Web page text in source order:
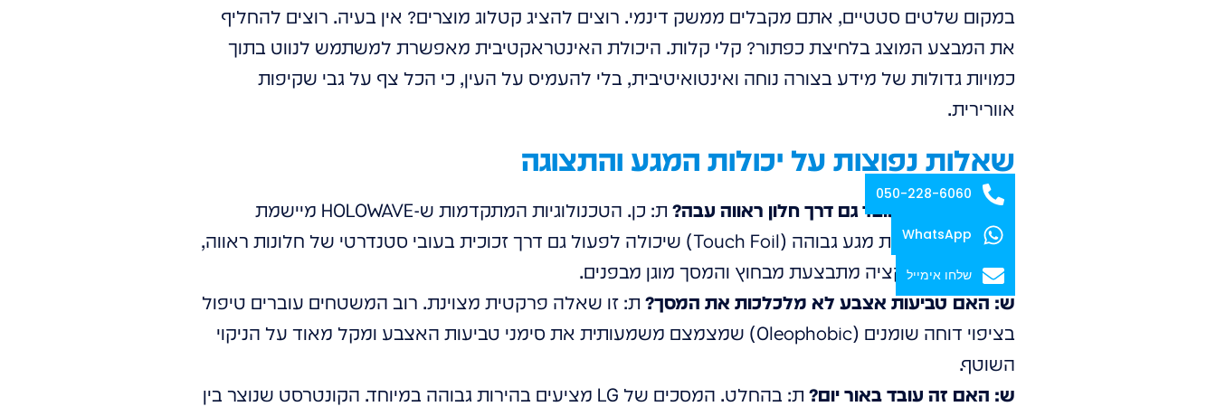
במקום שלטים סטטיים, אתם מקבלים ממשק דינמי. רוצים להציג קטלוג מוצרים? אין בעיה. רוצים להחליף
את המבצע המוצג בלחיצת כפתור? קלי קלות. היכולת האינטראקטיבית מאפשרת למשתמש לנווט בתוך
כמויות גדולות של מידע בצורה נוחה ואינטואיטיבית, בלי להעמיס על העין, כי הכל צף על גבי שקיפות
אוורירית.
שאלות נפוצות על יכולות המגע והתצוגה
ש: האם המגע עובד גם דרך חלון ראווה עבה?
ת: כן. הטכנולוגיות המתקדמות ש-HOLOWAVE מיישמת
מאפשרות רגישות מגע גבוהה (Touch Foil) שיכולה לפעול גם דרך זכוכית בעובי סטנדרטי של חלונות ראווה,
כך שהאינטראקציה מתבצעת מבחוץ והמסך מוגן מבפנים.
ש: האם טביעות אצבע לא מלכלכות את המסך? ת: זו שאלה פרקטית מצוינת. רוב המשטחים עוברים טיפול
בציפוי דוחה שומנים (Oleophobic) שמצמצם משמעותית את סימני טביעות האצבע ומקל מאוד על הניקוי
השוטף.
ש: האם זה עובד באור יום?
ת: בהחלט. המסכים של LG מציעים בהירות גבוהה במיוחד. הקונטרסט שנוצר בין
050-228-6060
WhatsApp
שלחו אימייל